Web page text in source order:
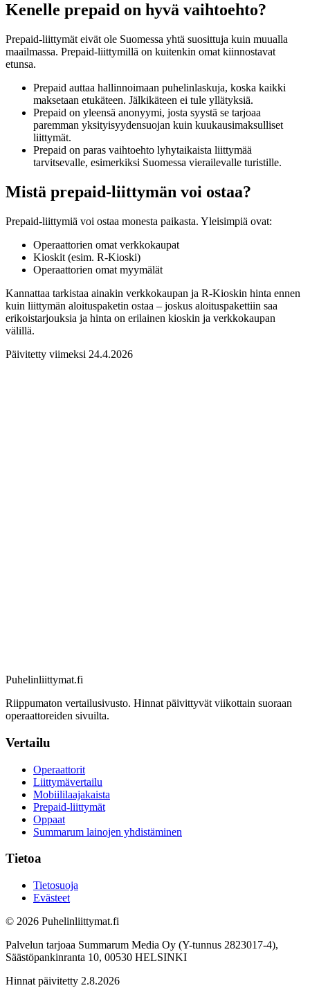
Kenelle prepaid on hyvä vaihtoehto?
Prepaid-liittymät eivät ole Suomessa yhtä suosittuja kuin muualla
maailmassa. Prepaid-liittymillä on kuitenkin omat kiinnostavat
etunsa.
Prepaid auttaa hallinnoimaan puhelinlaskuja, koska kaikki
maksetaan etukäteen. Jälkikäteen ei tule yllätyksiä.
Prepaid on yleensä anonyymi, josta syystä se tarjoaa
paremman yksityisyydensuojan kuin kuukausimaksulliset
liittymät.
Prepaid on paras vaihtoehto lyhytaikaista liittymää
tarvitsevalle, esimerkiksi Suomessa vierailevalle turistille.
Mistä prepaid-liittymän voi ostaa?
Prepaid-liittymiä voi ostaa monesta paikasta. Yleisimpiä ovat:
Operaattorien omat verkkokaupat
Kioskit (esim. R-Kioski)
Operaattorien omat myymälät
Kannattaa tarkistaa ainakin verkkokaupan ja R-Kioskin hinta ennen
kuin liittymän aloituspaketin ostaa – joskus aloituspakettiin saa
erikoistarjouksia ja hinta on erilainen kioskin ja verkkokaupan
välillä.
Päivitetty viimeksi 24.4.2026
Puhelinliittymat.fi
Riippumaton vertailusivusto. Hinnat päivittyvät viikottain suoraan
operaattoreiden sivuilta.
Vertailu
Operaattorit
Liittymävertailu
Mobiililaajakaista
Prepaid-liittymät
Oppaat
Summarum lainojen yhdistäminen
Tietoa
Tietosuoja
Evästeet
© 2026 Puhelinliittymat.fi
Palvelun tarjoaa Summarum Media Oy (Y-tunnus 2823017-4),
Säästöpankinranta 10, 00530 HELSINKI
Hinnat päivitetty 2.8.2026